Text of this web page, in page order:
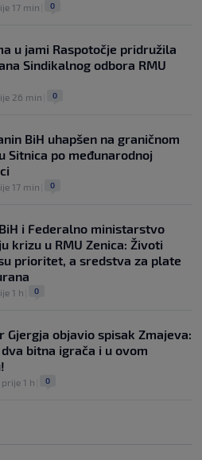
17 min 0
u jami Raspotočje pridružila
Sindikalnog odbora RMU
26 min 0
BiH uhapšen na graničnom
Sitnica po međunarodnoj
17 min 0
i Federalno ministarstvo
krizu u RMU Zenica: Životi
prioritet, a sredstva za plate
1 h 0
Gjergja objavio spisak Zmajeva:
dva bitna igrača i u ovom
prije 1 h 0